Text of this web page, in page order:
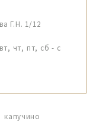
Г.Н. 1/12
чт, пт, сб - с
капучино